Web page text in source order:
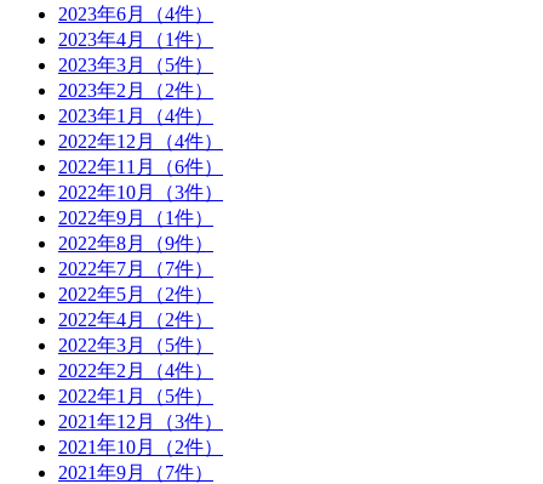
2023年6月（4件）
2023年4月（1件）
2023年3月（5件）
2023年2月（2件）
2023年1月（4件）
2022年12月（4件）
2022年11月（6件）
2022年10月（3件）
2022年9月（1件）
2022年8月（9件）
2022年7月（7件）
2022年5月（2件）
2022年4月（2件）
2022年3月（5件）
2022年2月（4件）
2022年1月（5件）
2021年12月（3件）
2021年10月（2件）
2021年9月（7件）